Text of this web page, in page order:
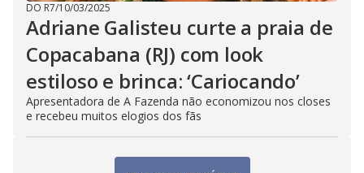
DO R7/10/03/2025
Adriane Galisteu curte a praia de
Copacabana (RJ) com look
estiloso e brinca: ‘Cariocando’
Apresentadora de A Fazenda não economizou nos closes
e recebeu muitos elogios dos fãs